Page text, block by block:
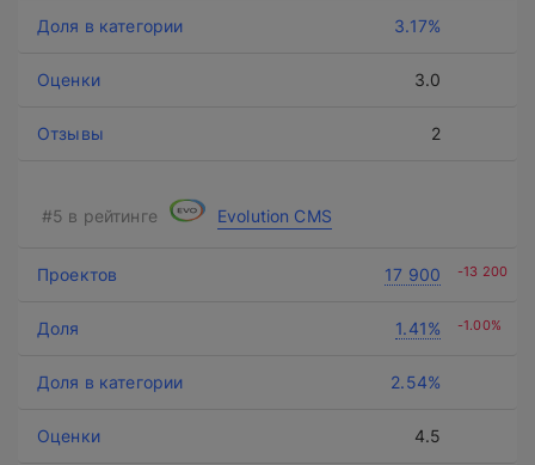
3.17%
3.0
2
Evolution CMS
17 900 -13 200
1.41% -1.00%
2.54%
4.5